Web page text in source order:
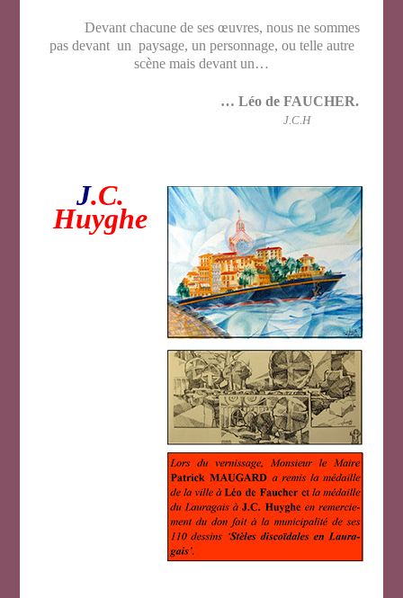
Devant chacune de ses œuvres, nous ne sommes
pas devant un paysage, un personnage, ou telle autre
scène mais devant un…
… Léo de FAUCHER.
J.C.H
J.C.
Huyghe